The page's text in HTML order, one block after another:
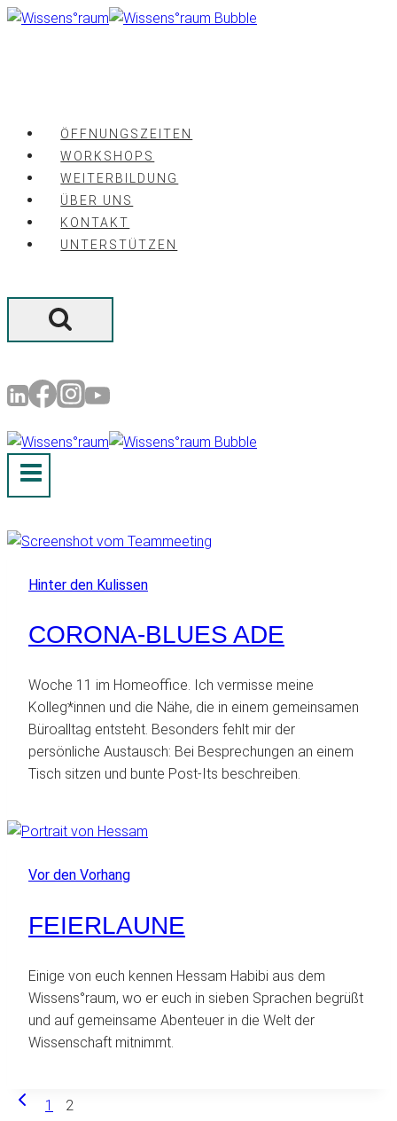
Zum
ÖFFNUNGSZEITEN
WORKSHOPS
WEITERBILDUNG
ÜBER UNS
KONTAKT
UNTERSTÜTZEN
Hinter den Kulissen
CORONA-BLUES ADE
Woche 11 im Homeoffice. Ich vermisse meine
Kolleg*innen und die Nähe, die in einem gemeinsamen
Büroalltag entsteht. Besonders fehlt mir der
persönliche Austausch: Bei Besprechungen an einem
Tisch sitzen und bunte Post-Its beschreiben.
Vor den Vorhang
FEIERLAUNE
Einige von euch kennen Hessam Habibi aus dem
Wissens°raum, wo er euch in sieben Sprachen begrüßt
und auf gemeinsame Abenteuer in die Welt der
Wissenschaft mitnimmt.
SEITENNAVIGATION
Vorherige
1 2